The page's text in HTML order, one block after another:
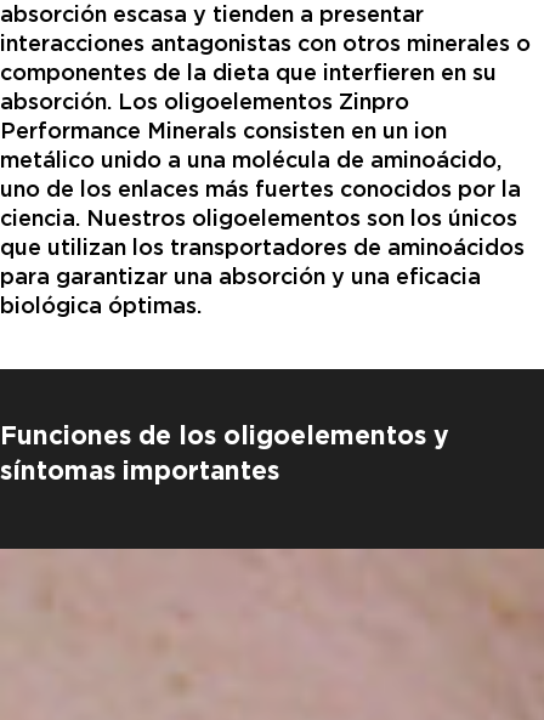
absorción escasa y tienden a presentar
interacciones antagonistas con otros minerales o
componentes de la dieta que interfieren en su
absorción. Los oligoelementos Zinpro
Performance Minerals consisten en un ion
metálico unido a una molécula de aminoácido,
uno de los enlaces más fuertes conocidos por la
ciencia. Nuestros oligoelementos son los únicos
que utilizan los transportadores de aminoácidos
para garantizar una absorción y una eficacia
biológica óptimas.
Funciones de los oligoelementos y
síntomas importantes